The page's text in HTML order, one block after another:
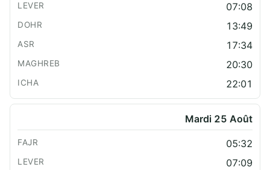
07:08
13:49
17:34
20:30
22:01
Mardi 25 Août
05:32
07:09